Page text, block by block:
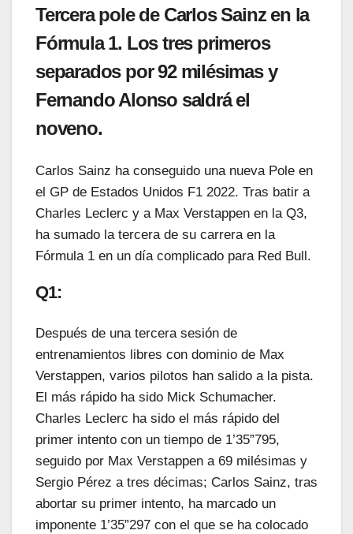
Tercera pole de Carlos Sainz en la
Fórmula 1. Los tres primeros
separados por 92 milésimas y
Fernando Alonso saldrá el
noveno.
Carlos Sainz ha conseguido una nueva Pole en
el GP de Estados Unidos F1 2022. Tras batir a
Charles Leclerc y a Max Verstappen en la Q3,
ha sumado la tercera de su carrera en la
Fórmula 1 en un día complicado para Red Bull.
Q1:
Después de una tercera sesión de
entrenamientos libres con dominio de Max
Verstappen, varios pilotos han salido a la pista.
El más rápido ha sido Mick Schumacher.
Charles Leclerc ha sido el más rápido del
primer intento con un tiempo de 1’35”795,
seguido por Max Verstappen a 69 milésimas y
Sergio Pérez a tres décimas; Carlos Sainz, tras
abortar su primer intento, ha marcado un
imponente 1’35”297 con el que se ha colocado